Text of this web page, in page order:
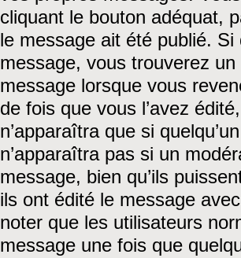
cliquant le bouton adéquat,
le message ait été publié. Si
message, vous trouverez
message lorsque vous
de fois que vous l’avez
n’apparaîtra que si
n’apparaîtra pas si un
message, bien qu’ils
ils ont édité le message
noter que les utilisateurs
message une fois que